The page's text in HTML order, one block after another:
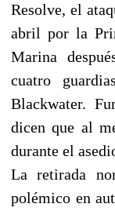
Resolve, el
abril por la
Marina
cuatro
Blackwater.
dicen que al
durante el
La retirada
polémico en